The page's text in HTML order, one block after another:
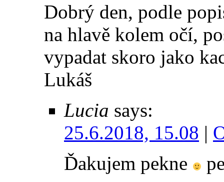
Dobrý den, podle
na hlavě kolem očí,
vypadat skoro jako
Lukáš
Lucia says:
25.6.2018, 15.08 |
Ďakujem pekne